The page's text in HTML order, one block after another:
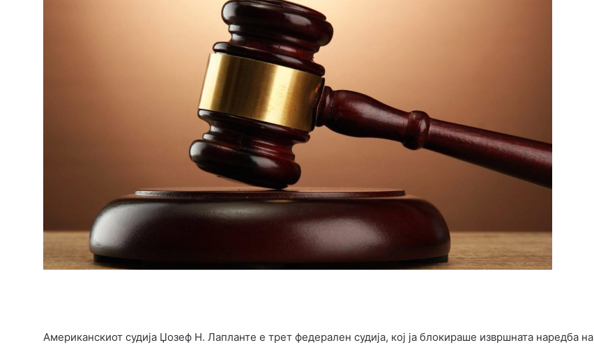
Американскиот судија Џозеф Н. Лапланте е трет федерален судија, кој ја блокираше извршната наредба на